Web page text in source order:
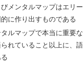
メンタルマップはエリ
に作り出すものである
ルマップで本当に重要
れていること以上に、